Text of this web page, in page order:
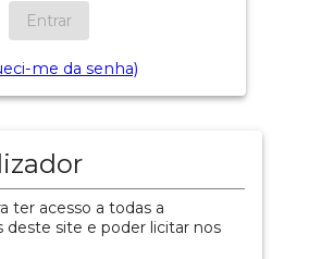
Entrar
me da senha)
ter acesso a todas a
deste site e poder licitar nos